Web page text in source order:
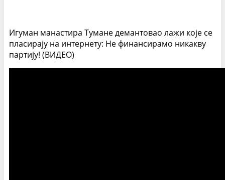
Игуман манастира Тумане демантовао лажи које се
пласирају на интернету: Не финансирамо никакву
партију! (ВИДЕО)